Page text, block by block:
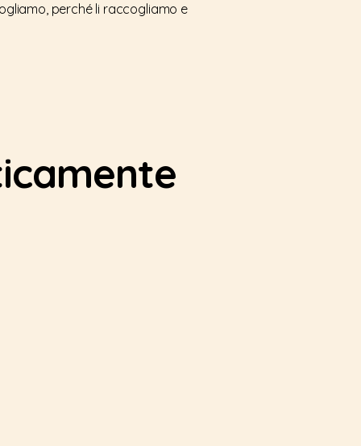
perché li raccogliamo e